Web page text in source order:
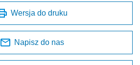
Wersja do druku
Napisz do nas